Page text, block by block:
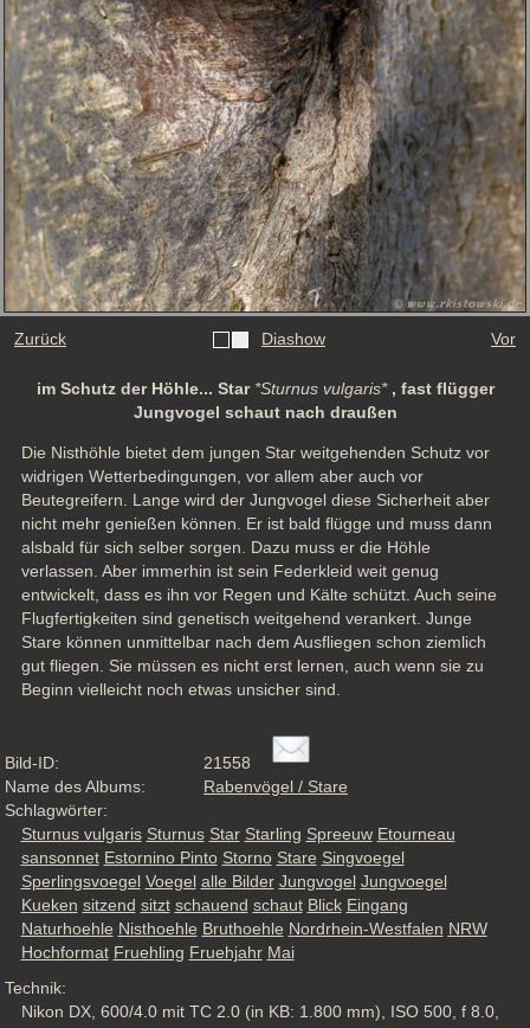
Zurück Diashow Vor
im Schutz der Höhle... Star *Sturnus vulgaris*, fast flügger
Jungvogel schaut nach draußen
Die Nisthöhle bietet dem jungen Star weitgehenden Schutz vor
widrigen Wetterbedingungen, vor allem aber auch vor
Beutegreifern. Lange wird der Jungvogel diese Sicherheit aber
nicht mehr genießen können. Er ist bald flügge und muss dann
alsbald für sich selber sorgen. Dazu muss er die Höhle
verlassen. Aber immerhin ist sein Federkleid weit genug
entwickelt, dass es ihn vor Regen und Kälte schützt. Auch seine
Flugfertigkeiten sind genetisch weitgehend verankert. Junge
Stare können unmittelbar nach dem Ausfliegen schon ziemlich
gut fliegen. Sie müssen es nicht erst lernen, auch wenn sie zu
Beginn vielleicht noch etwas unsicher sind.
Bild-ID:
21558
Name des Albums:
Rabenvögel / Stare
Schlagwörter:
Sturnus vulgaris Sturnus Star Starling Spreeuw Etourneau
sansonnet Estornino Pinto Storno Stare Singvoegel
Sperlingsvoegel Voegel alle Bilder Jungvogel Jungvoegel
Kueken sitzend sitzt schauend schaut Blick Eingang
Naturhoehle Nisthoehle Bruthoehle Nordrhein-Westfalen NRW
Hochformat Fruehling Fruehjahr Mai
Technik:
Nikon DX, 600/4.0 mit TC 2.0 (in KB: 1.800 mm), ISO 500, f 8.0,